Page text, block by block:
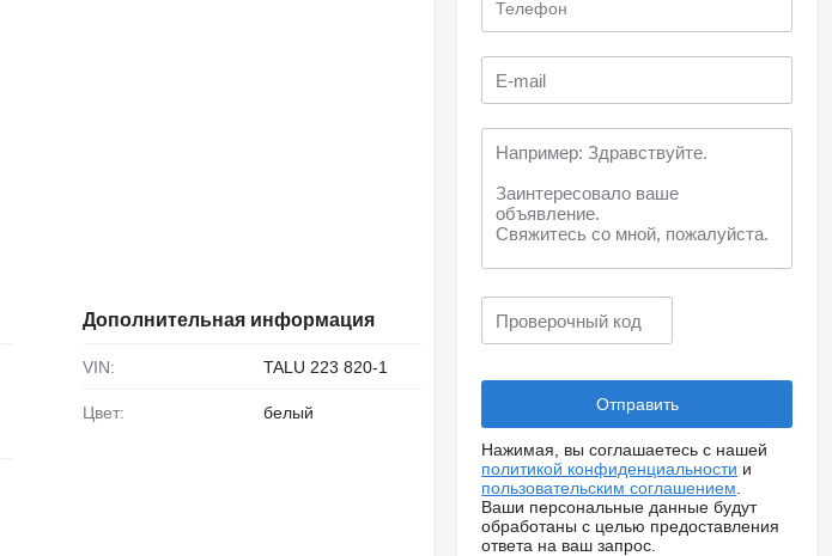
Запросить
Дополнительная информация
VIN: TALU 223 820-1
Цвет: белый
Нажимая, вы соглашаетесь с нашей
политикой конфиденциальности и
пользовательским соглашением
Ваши персональные данные будут
обработаны с целью предоставления
ответа на ваш запрос.